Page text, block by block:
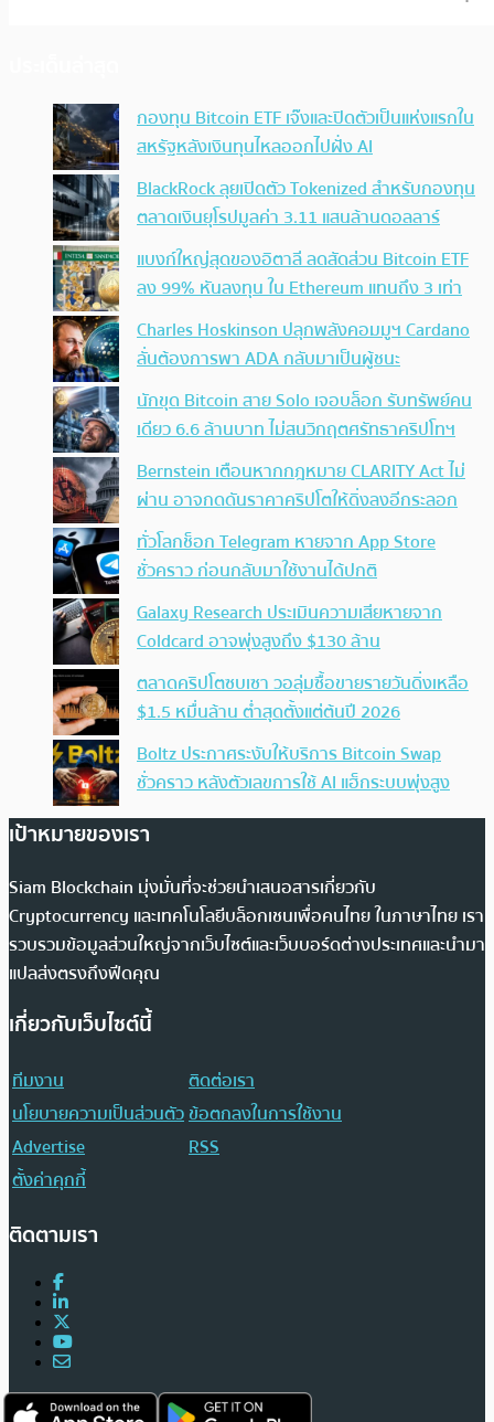
กองทุน Bitcoin ETF เจ๊งและปิดตัวเป็นแห่งแรกใน
สหรัฐหลังเงินทุนไหลออกไปฝั่ง AI
BlackRock ลุยเปิดตัว Tokenized สำหรับกองทุน
ตลาดเงินยุโรปมูลค่า 3.11 แสนล้านดอลลาร์
แบงก์ใหญ่สุดของอิตาลี ลดสัดส่วน Bitcoin ETF
ลง 99% หันลงทุน ใน Ethereum แทนถึง 3 เท่า
Charles Hoskinson ปลุกพลังคอมมูฯ Cardano
ลั่นต้องการพา ADA กลับมาเป็นผู้ชนะ
นักขุด Bitcoin สาย Solo เจอบล็อก รับทรัพย์คน
เดียว 6.6 ล้านบาท ไม่สนวิกฤตศรัทธาคริปโทฯ
Bernstein เตือนหากกฎหมาย CLARITY Act ไม่
ผ่าน อาจกดดันราคาคริปโตให้ดิ่งลงอีกระลอก
ทั่วโลกช็อก Telegram หายจาก App Store
ชั่วคราว ก่อนกลับมาใช้งานได้ปกติ
Galaxy Research ประเมินความเสียหายจาก
Coldcard อาจพุ่งสูงถึง $130 ล้าน
ตลาดคริปโตซบเซา วอลุ่มซื้อขายรายวันดิ่งเหลือ
$1.5 หมื่นล้าน ต่ำสุดตั้งแต่ต้นปี 2026
Boltz ประกาศระงับให้บริการ Bitcoin Swap
ชั่วคราว หลังตัวเลขการใช้ AI แฮ็กระบบพุ่งสูง
เป้าหมายของเรา
Siam Blockchain มุ่งมั่นที่จะช่วยนำเสนอสารเกี่ยวกับ
Cryptocurrency และเทคโนโลยีบล็อกเชนเพื่อคนไทย ในภาษาไทย เรา
รวบรวมข้อมูลส่วนใหญ่จากเว็บไซต์และเว็บบอร์ดต่างประเทศและนำมา
แปลส่งตรงถึงฟีดคุณ
เกี่ยวกับเว็บไซต์นี้
ทีมงาน
ติดต่อเรา
นโยบายความเป็นส่วนตัวข้อตกลงในการใช้งาน
Advertise
RSS
ตั้งค่าคุกกี้
ติดตามเรา